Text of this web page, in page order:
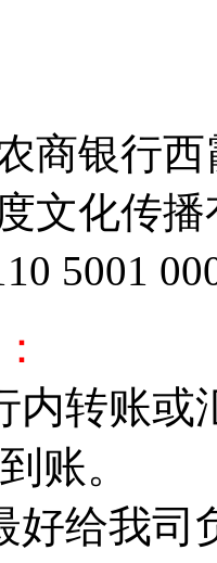
商银行西
文化传
5001
转账或
账。
给我司